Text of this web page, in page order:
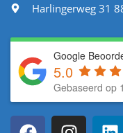
Harlingerweg 31
Google
5.0
Gebaseerd op